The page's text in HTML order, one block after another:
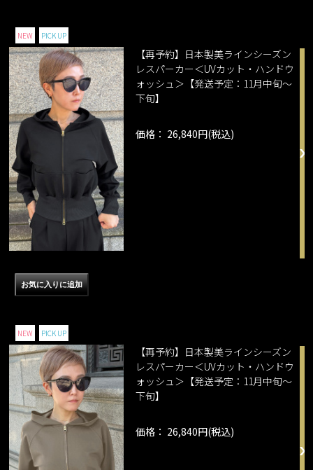
NEW PICK UP
【再予約】日本製美ラインシーズン
レスパーカー＜UVカット・ハンドウ
ォッシュ＞【発送予定：11月中旬～
下旬】
価格： 26,840円(税込)
NEW PICK UP
【再予約】日本製美ラインシーズン
レスパーカー＜UVカット・ハンドウ
ォッシュ＞【発送予定：11月中旬～
下旬】
価格： 26,840円(税込)